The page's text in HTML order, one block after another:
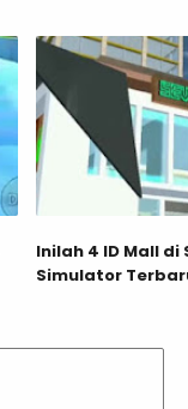
Inilah 4 ID Mall di
Simulator